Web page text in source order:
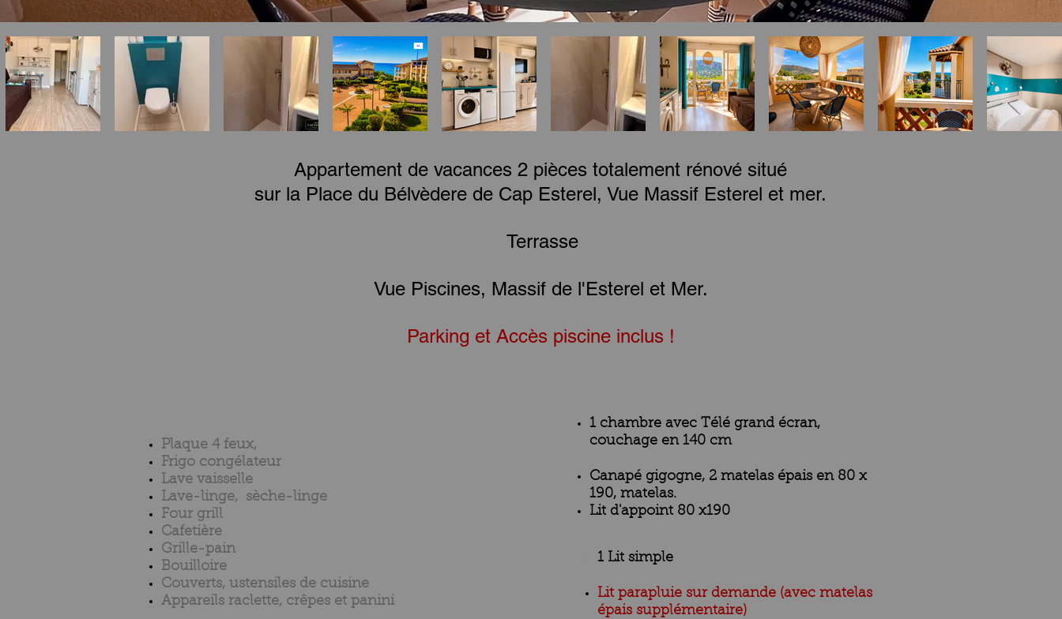
Appartement de vacances 2 pièces totalement rénové situé
sur la Place du Bélvèdere de Cap Esterel, Vue Massif Esterel et mer.
Terrasse
Vue Piscines, Massif de l'Esterel et Mer.
Parking et Accès piscine inclus !
Plaque 4 feux,
Frigo congélateur
Lave vaisselle
Lave-linge, sèche-linge
Four grill
Cafetière
Grille-pain
Bouilloire
Couverts, ustensiles de cuisine
Appareils raclette, crêpes et panini
1 chambre avec Télé grand écran,
couchage en 140 cm
Canapé gigogne, 2 matelas épais en 80 x
190, matelas.
Lit d'appoint 80 x190
1 Lit simple
Lit parapluie sur demande (avec matelas
épais supplémentaire)